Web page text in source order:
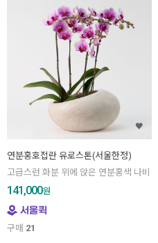
연분홍호접란 유로스톤(서울한정)
고급스런 화분 위에 앉은 연분홍색 나비
141,000원
구매 21